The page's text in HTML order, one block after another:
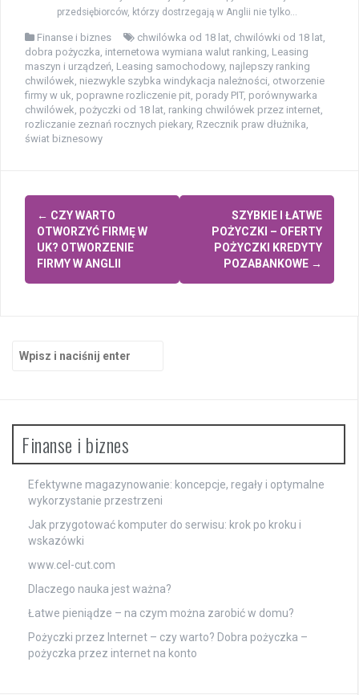
przedsiębiorców, którzy dostrzegają w Anglii nie tylko...
Finanse i biznes chwilówka od 18 lat chwilówki od 18 lat
dobra pożyczka internetowa wymiana walut ranking Leasing
maszyn i urządzeń Leasing samochodowy, najlepszy ranking
chwilówek niezwykle szybka windykacja należności otworzenie
firmy w uk poprawne rozliczenie pit porady PIT, porównywarka
chwilówek pożyczki od 18 lat ranking chwilówek przez internet
rozliczanie zeznań rocznych piekary, Rzecznik praw dłużnika
świat biznesowy
Zobacz
wpisy
← CZY WARTO
OTWORZYĆ FIRMĘ W
UK? OTWORZENIE
FIRMY W ANGLII
SZYBKIE I ŁATWE
POŻYCZKI – OFERTY
POŻYCZKI KREDYTY
POZABANKOWE →
Finanse i biznes
Efektywne magazynowanie: koncepcje, regały i optymalne
wykorzystanie przestrzeni
Jak przygotować komputer do serwisu: krok po kroku i
wskazówki
www.cel-cut.com
Dlaczego nauka jest ważna?
Łatwe pieniądze – na czym można zarobić w domu?
Pożyczki przez Internet – czy warto? Dobra pożyczka –
pożyczka przez internet na konto